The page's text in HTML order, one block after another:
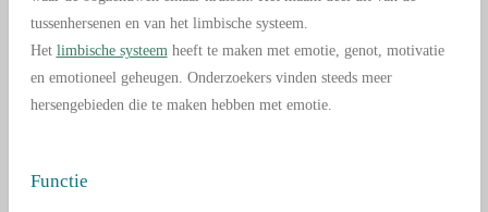
tussenhersenen en van het limbische systeem.
Het limbische systeem heeft te maken met emotie, genot, motivatie
en emotioneel geheugen. Onderzoekers vinden steeds meer
hersengebieden die te maken hebben met emotie.
Functie